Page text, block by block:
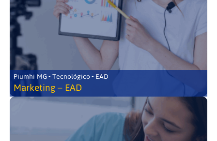
Piumhi-MG • Tecnológico • EAD
Marketing – EAD